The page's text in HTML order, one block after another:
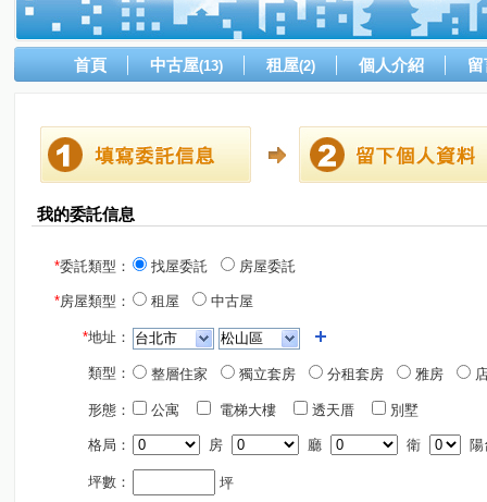
首頁 中古屋(13) 租屋(2) 個人介紹
我的委託信息
*委託類型： 找屋委託 房屋委託
*房屋類型： 租屋 中古屋
*地址：
類型： 整層住家 獨立套房 分租套房 雅房
形態： 公寓 電梯大樓 透天厝 別墅
格局： 房 廳 衛 陽
坪數： 坪